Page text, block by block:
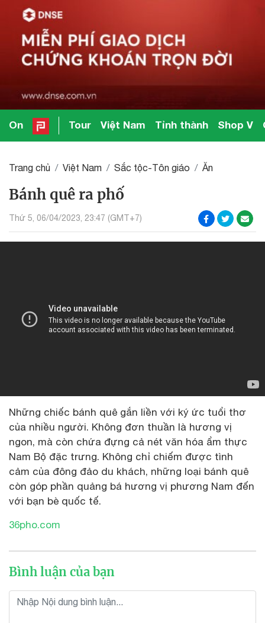
On Tour Việt Nam Tỉnh thành Shop V
Trang chủ Việt Nam Sắc tộc-Tôn giáo Ăn
Bánh quê ra phố
Thứ 5, 06/04/2023, 23:47 (GMT+7)
Những chiếc bánh quê gắn liền với ký ức tuổi thơ
của nhiều người. Không đơn thuần là hương vị
ngon, mà còn chứa đựng cả nét văn hóa ẩm thực
Nam Bộ đặc trưng. Không chỉ chiếm được tình
cảm của đông đảo du khách, những loại bánh quê
còn góp phần quảng bá hương vị phương Nam đến
với bạn bè quốc tế.
36pho.com
Bình luận của bạn